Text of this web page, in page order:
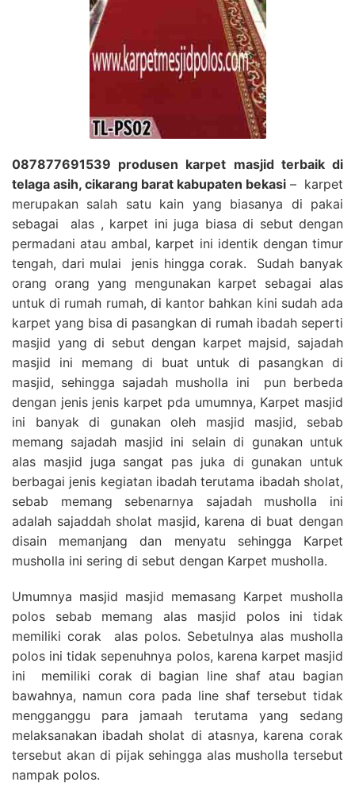
087877691539 produsen karpet masjid terbaik di
telaga asih, cikarang barat kabupaten bekasi – karpet
merupakan salah satu kain yang biasanya di pakai
sebagai alas , karpet ini juga biasa di sebut dengan
permadani atau ambal, karpet ini identik dengan timur
tengah, dari mulai jenis hingga corak. Sudah banyak
orang orang yang mengunakan karpet sebagai alas
untuk di rumah rumah, di kantor bahkan kini sudah ada
karpet yang bisa di pasangkan di rumah ibadah seperti
masjid yang di sebut dengan karpet majsid, sajadah
masjid ini memang di buat untuk di pasangkan di
masjid, sehingga sajadah musholla ini pun berbeda
dengan jenis jenis karpet pda umumnya, Karpet masjid
ini banyak di gunakan oleh masjid masjid, sebab
memang sajadah masjid ini selain di gunakan untuk
alas masjid juga sangat pas juka di gunakan untuk
berbagai jenis kegiatan ibadah terutama ibadah sholat,
sebab memang sebenarnya sajadah musholla ini
adalah sajaddah sholat masjid, karena di buat dengan
disain memanjang dan menyatu sehingga Karpet
musholla ini sering di sebut dengan Karpet musholla.
Umumnya masjid masjid memasang Karpet musholla
polos sebab memang alas masjid polos ini tidak
memiliki corak alas polos. Sebetulnya alas musholla
polos ini tidak sepenuhnya polos, karena karpet masjid
ini memiliki corak di bagian line shaf atau bagian
bawahnya, namun cora pada line shaf tersebut tidak
mengganggu para jamaah terutama yang sedang
melaksanakan ibadah sholat di atasnya, karena corak
tersebut akan di pijak sehingga alas musholla tersebut
nampak polos.